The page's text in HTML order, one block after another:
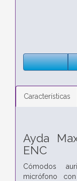
Características
Ayda
ENC
Cómodos
micrófono